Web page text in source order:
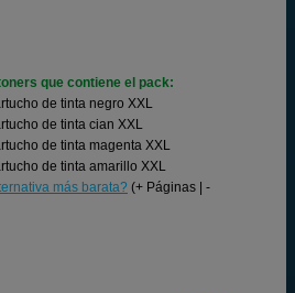
que contiene el pack:
de tinta negro XXL
de tinta cian XXL
de tinta magenta XXL
de tinta amarillo XXL
más barata? (+ Páginas | -